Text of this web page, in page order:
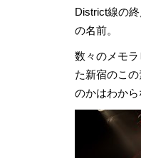
District線の
の名前。
数々のメモ
た新宿のこ
のかはわか